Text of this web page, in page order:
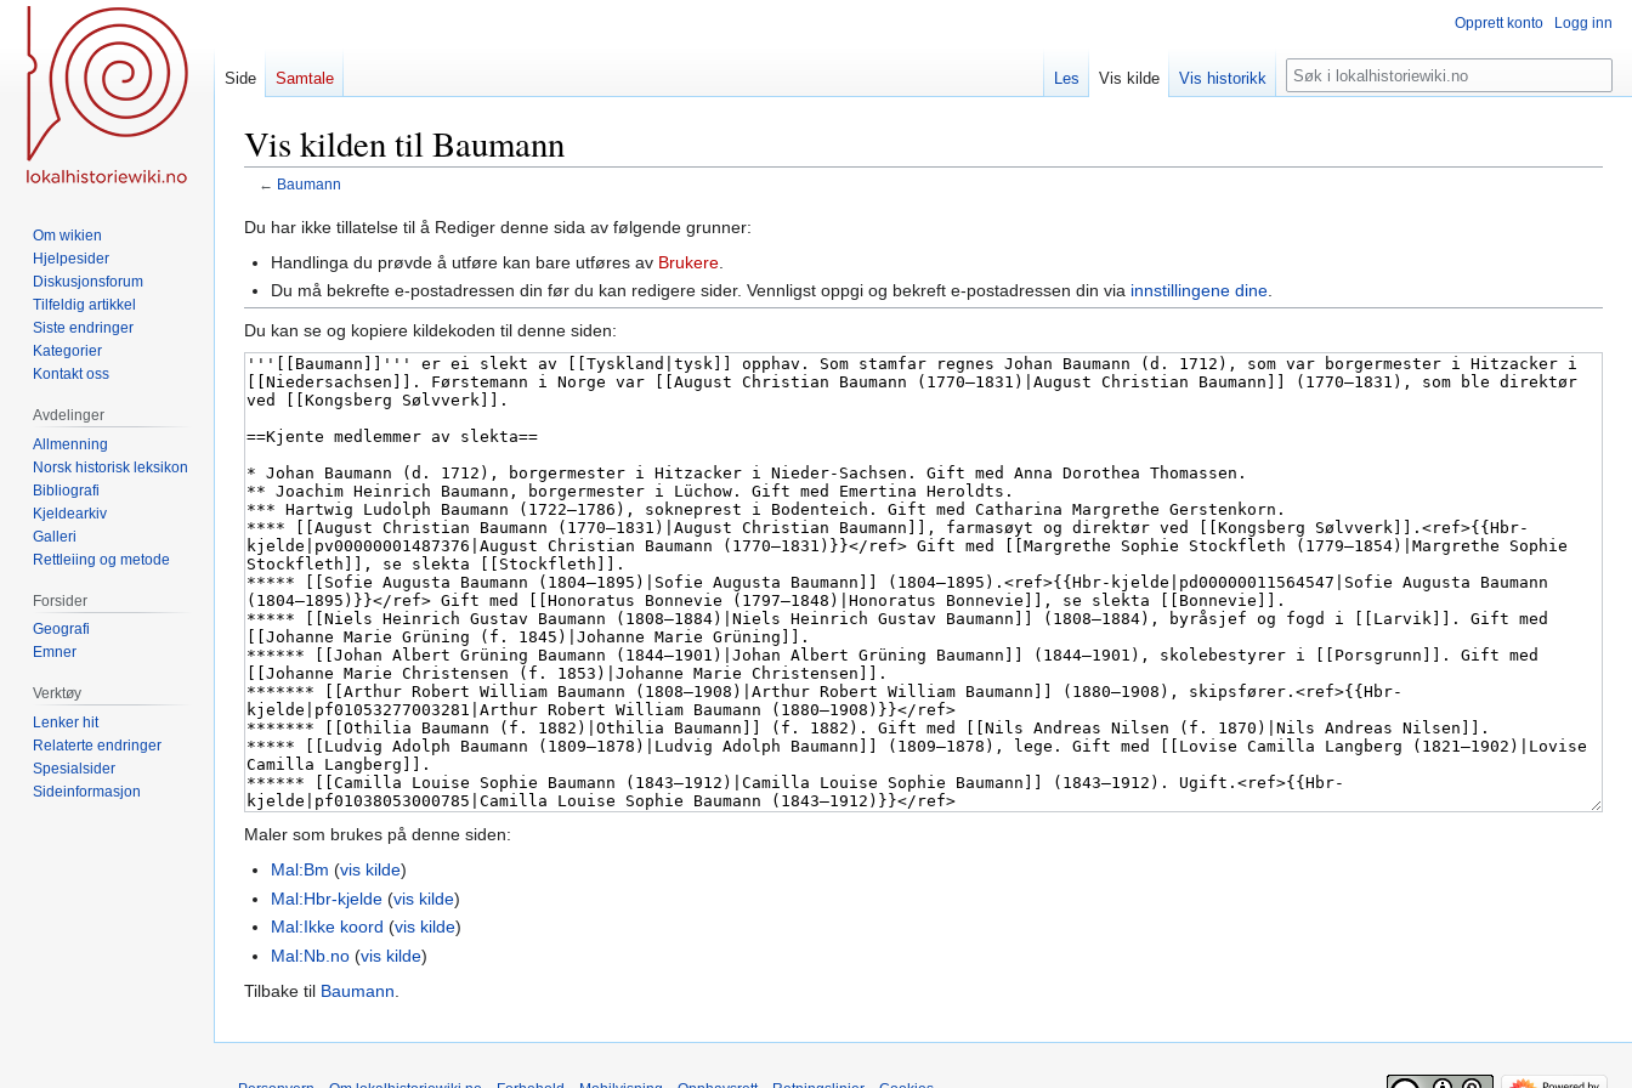
Vis kilden til Baumann
← Baumann
Hopp
navigering
Hopp
Du har ikke tillatelse til å Rediger denne sida av følgende grunner:
Handlinga du prøvde å utføre kan bare utføres av Brukere
Du må bekrefte e-postadressen din før du kan redigere sider. Vennligst oppgi og bekreft e-postadressen din via innstillingene dine
Du kan se og kopiere kildekoden til denne siden:
Maler som brukes på denne siden:
Mal:Bm (vis kilde)
Mal:Hbr-kjelde (vis kilde)
Mal:Ikke koord (vis kilde)
Mal:Nb.no (vis kilde)
Tilbake til Baumann
Opprett konto Logg inn
Side Samtale Les Vis kilde Vis historikk Søk
Om wikien
Hjelpesider
Diskusjonsforum
Tilfeldig artikkel
Siste endringer
Kategorier
Kontakt oss
Avdelinger
Allmenning
Norsk historisk leksikon
Bibliografi
Kjeldearkiv
Galleri
Rettleiing og metode
Forsider
Geografi
Emner
Verktøy
Lenker hit
Relaterte endringer
Spesialsider
Sideinformasjon